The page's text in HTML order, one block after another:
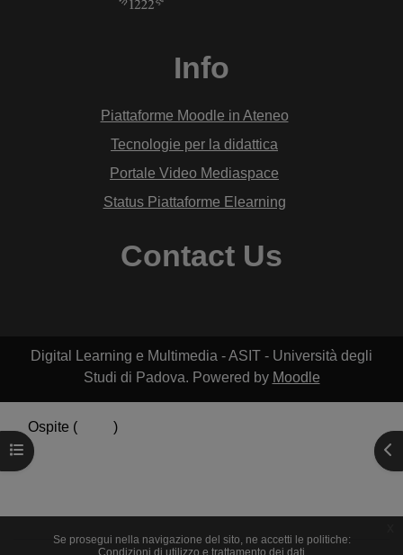
Se prosegui nella navigazione del sito, ne accetti le politiche:
Condizioni di utilizzo e trattamento dei dati
Apri indice del corso
Info
Piattaforme Moodle in Ateneo
Tecnologie per la didattica
Portale Video Mediaspace
Status Piattaforme Elearning
Contact Us
Digital Learning e Multimedia - ASIT - Università degli
Studi di Padova. Powered by Moodle
Ospite (
)
Riepilogo della conservazione dei dati
Politiche
Passa al tema standard